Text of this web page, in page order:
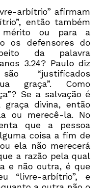
arbítrio” afirmam
então também
ou para a
os defensores do
da palavra
3.24? Paulo diz
“justificados
graça”. Como
Se a salvação é
divina, então
ou merecê-la. No
que a pessoa
coisa a fim de
ela não merecerá
a razão pela qual
e não outra, é que
“livre-arbítrio”, e